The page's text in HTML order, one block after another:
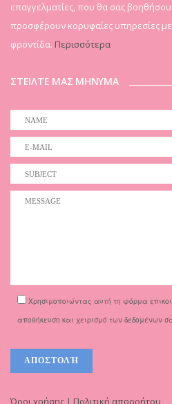
επαγγελματίες, που θα σας
προσφέρουν κορυφαίες υπηρεσίες
φροντίδα. Περισσότερα
ΣΤΕΙΛΤΕ ΜΑΣ ΜΗΝΥΜΑ
Χρησιμοποιώντας αυτή τη φόρμα
αποθήκευση και χειρισμό των δεδομένων
Όροι χρήσης | Πολιτική απορρήτου